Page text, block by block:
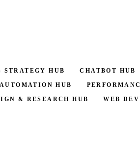
STRATEGY HUB CHATBOT HUB
HUB
& RESEARCH HUB WEB